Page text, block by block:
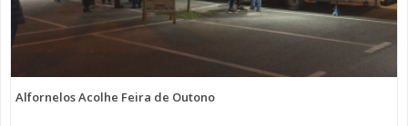
Alfornelos Acolhe Feira de Outono